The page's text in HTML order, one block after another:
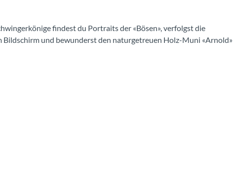
findest du Portraits der «Bösen», verfolgst die
Bildschirm und bewunderst den naturgetreuen Holz-Muni «Arnold»